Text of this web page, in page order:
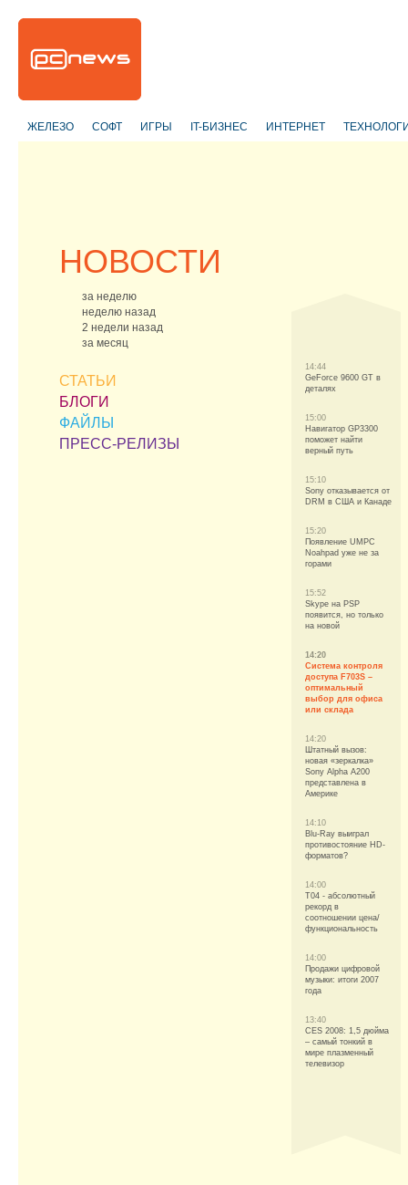
ЖЕЛЕЗО СОФТ ИГРЫ IT-БИЗНЕС ИНТЕРНЕТ
НОВОСТИ
за неделю
неделю назад
2 недели назад
за месяц
СТАТЬИ
БЛОГИ
ФАЙЛЫ
ПРЕСС-РЕЛИЗЫ
14:44
GeForce 9600 GT в
деталях
15:00
Навигатор GP3300
поможет найти
верный путь
15:10
Sony отказывается от
DRM в США и Канаде
15:20
Появление UMPC
Noahpad уже не за
горами
15:52
Skype на PSP
появится, но только
на новой
14:20
Система контроля
доступа F703S –
оптимальный
выбор для офиса
или склада
14:20
Штатный вызов:
новая «зеркалка»
Sony Alpha А200
представлена в
Америке
14:10
Blu-Ray выиграл
противостояние HD-
форматов?
14:00
T04 - абсолютный
рекорд в
соотношении цена/
функциональность
14:00
Продажи цифровой
музыки: итоги 2007
года
13:40
CES 2008: 1,5 дюйма
– самый тонкий в
мире плазменный
телевизор